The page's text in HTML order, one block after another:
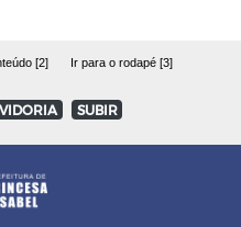
[2] Ir para o rodapé [3]
SUBIR